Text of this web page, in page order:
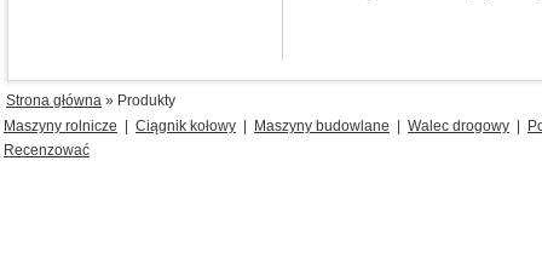
Strona główna » Produkty
Maszyny rolnicze
Ciągnik kołowy Maszyny budowlane Walec drogowy
Recenzować